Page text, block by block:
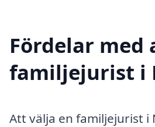
Fördelar med
familjejurist i
Att välja en familjejurist i